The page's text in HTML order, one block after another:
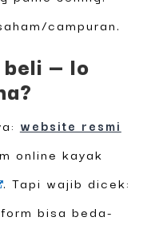
campuran.
— lo
website resmi
online kayak
. Tapi wajib dicek:
bisa beda-